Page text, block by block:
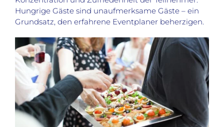
Hungrige Gäste sind unaufmerksame Gäste – ein
Grundsatz, den erfahrene Eventplaner beherzigen.